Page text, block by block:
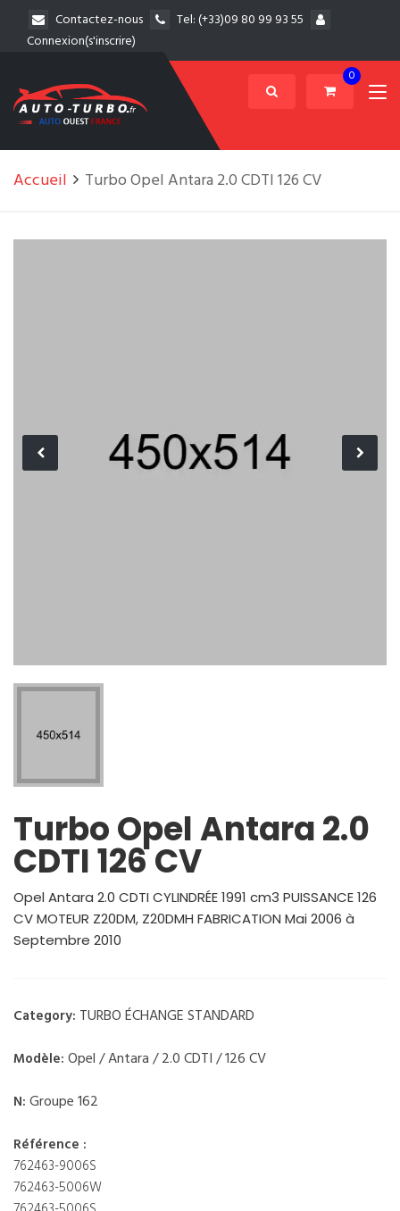
Contactez-nous Tel:(+33)09 80 99 93 55
Connexion(s'inscrire)
0
Accueil Turbo Opel Antara 2.0 CDTI 126 CV
Turbo Opel Antara 2.0
CDTI 126 CV
Opel Antara 2.0 CDTI CYLINDRÉE 1991 cm3 PUISSANCE 126
CV MOTEUR Z20DM, Z20DMH FABRICATION Mai 2006 à
Septembre 2010
Category: TURBO ÉCHANGE STANDARD
Modèle: Opel / Antara / 2.0 CDTI / 126 CV
N: Groupe 162
Référence :
762463-9006S
762463-5006W